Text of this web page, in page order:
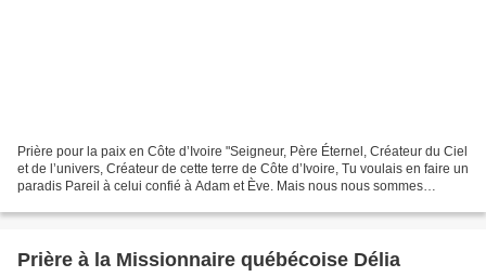
Prière pour la paix en Côte d’Ivoire "Seigneur, Père Éternel, Créateur du Ciel
et de l’univers, Créateur de cette terre de Côte d’Ivoire, Tu voulais en faire un
paradis Pareil à celui confié à Adam et Ève. Mais nous nous sommes
Prière à la Missionnaire québécoise Délia